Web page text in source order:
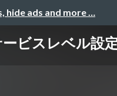
hide ads and more …
ビスレベル設